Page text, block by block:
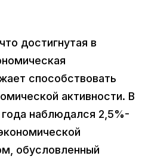
достигнутая в
способствовать
активности. В
наблюдался 2,5%-
обусловленный